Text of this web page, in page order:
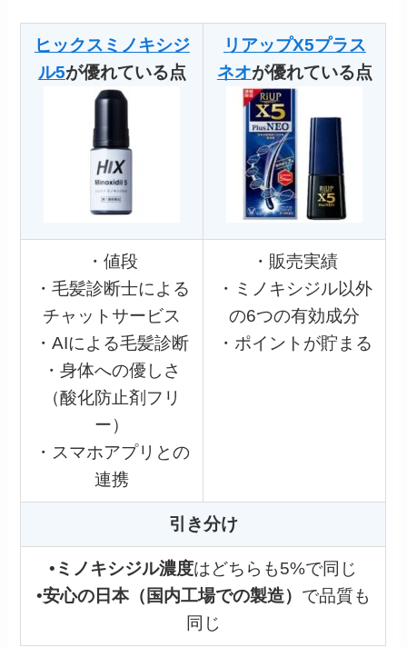
ヒックスミノキシジ
ル5が優れている点
リアップX5プラス
ネオが優れている点
・値段
・毛髪診断士による
チャットサービス
・AIによる毛髪診断
・身体への優しさ
（酸化防止剤フリ
ー）
・スマホアプリとの
連携
・販売実績
・ミノキシジル以外
の6つの有効成分
・ポイントが貯まる
引き分け
• ミノキシジル濃度はどちらも5%で同じ
•安心の日本（国内工場での製造） で品質も
同じ